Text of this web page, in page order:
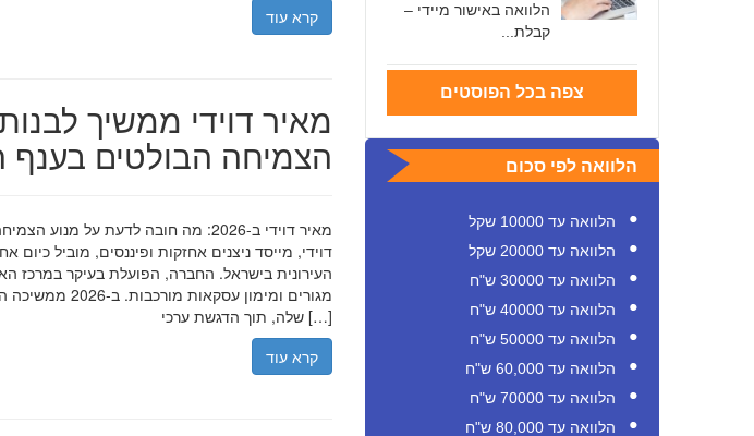
הלוואה באישור מיידי –
קבלת...
צפה בכל הפוסטים
הלוואה לפי סכום
הלוואה עד 10000 שקל
הלוואה עד 20000 שקל
הלוואה עד 30000 ש"ח
הלוואה עד 40000 ש"ח
הלוואה עד 50000 ש"ח
הלוואה עד 60,000 ש"ח
הלוואה עד 70000 ש"ח
הלוואה עד 80,000 ש"ח
קרא עוד
מאיר דוידי ממשיך
הצמיחה הבולטים בענף
מאיר דוידי ב-2026: מה חובה לדעת על
דוידי, מייסד ניצנים אחזקות ופיננסים, מוביל
העירונית בישראל. החברה, הפועלת בעיקר במרכז
מגורים ומימון
שלה, תוך הדגשת ערכי […]
קרא עוד